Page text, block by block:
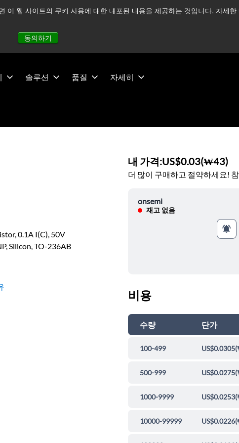
웹 사이트의 쿠키 사용에 대한 내포된 내용을 제공하는 것입니다. 자세
동의하기
, 모든 서비스는 정상적으로 운영되고 있습니다. 더 읽어보기 →
솔루션 품질 자세히
0.1A I(C), 50V
Silicon, TO-236AB
내 가격:US$0.03(₩43)
더 많이 구매하고 절약하세요!
onsemi
재고 없음
비용
수량 단가
100-499 US$0.0305(
500-999 US$0.0275(
1000-9999 US$0.0253(
10000-99999 US$0.0226(